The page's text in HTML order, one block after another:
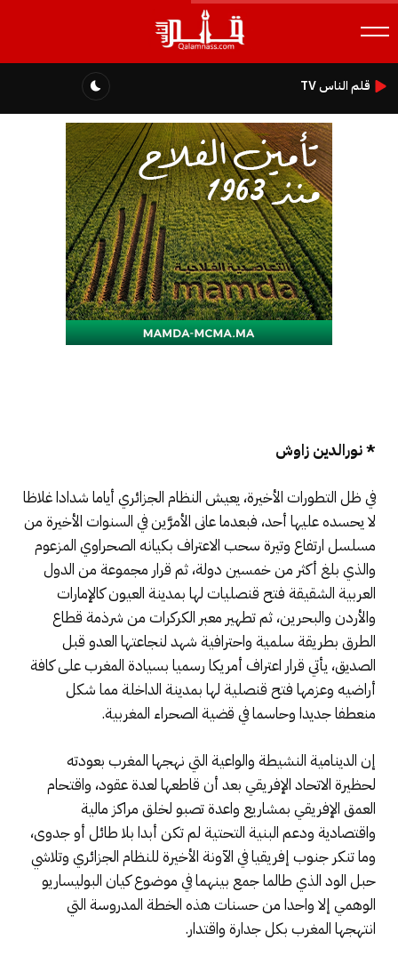
قلم الناس TV
* نورالدين زاوش
في ظل التطورات الأخيرة، يعيش النظام الجزائري أياما شدادا غلاظا
لا يحسده عليها أحد، فبعدما عانى الأمرَّين في السنوات الأخيرة من
مسلسل ارتفاع وتيرة سحب الاعتراف بكيانه الصحراوي المزعوم
والذي بلغ أكثر من خمسين دولة، ثم قرار مجموعة من الدول
العربية الشقيقة فتح قنصليات لها بمدينة العيون كالإمارات
والأردن والبحرين، ثم تطهير معبر الكركرات من شرذمة قطاع
الطرق بطريقة سلمية واحترافية شهد لنجاعتها العدو قبل
الصديق، يأتي قرار اعتراف أمريكا رسميا بسيادة المغرب على كافة
أراضيه وعزمها فتح قنصلية لها بمدينة الداخلة مما شكل
منعطفا جديدا وحاسما في قضية الصحراء المغربية.
إن الدينامية النشيطة والواعية التي نهجها المغرب بعودته
لحظيرة الاتحاد الإفريقي بعد أن قاطعها لعدة عقود، واقتحام
العمق الإفريقي بمشاريع واعدة تصبو لخلق مراكز مالية
واقتصادية ودعم البنية التحتية لم تكن أبدا بلا طائل أو جدوى،
وما تنكر جنوب إفريقيا في الآونة الأخيرة للنظام الجزائري وتلاشي
حبل الود الذي طالما جمع بينهما في موضوع كيان البوليساريو
الوهمي إلا واحدا من حسنات هذه الخطة المدروسة التي
انتهجها المغرب بكل جدارة واقتدار.